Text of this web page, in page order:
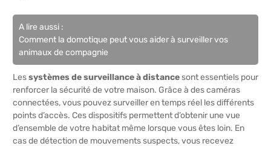
A lire aussi :
Comment la domotique peut vous aider à surveiller vos
animaux de compagnie
Lessystèmes de surveillance à distancesont essentiels pour
renforcer la sécurité de votre maison. Grâce à des caméras
connectées, vous pouvez surveiller en temps réel les différents
points d’accès. Ces dispositifs permettent d’obtenir une vue
d’ensemble de votre habitat même lorsque vous êtes loin. En
cas de détection de mouvements suspects, vous recevez